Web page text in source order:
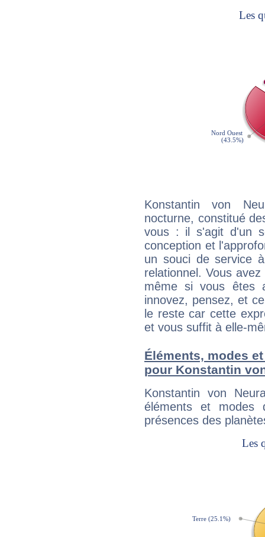
Konstantin von
nocturne, constitué
vous : il s'agit d'un
conception et
un souci de service
relationnel. Vous
même si vous êtes
innovez, pensez, et
le reste car cette
et vous suffit à elle-
Éléments, modes
pour Konstantin
Konstantin von
éléments et modes
présences des